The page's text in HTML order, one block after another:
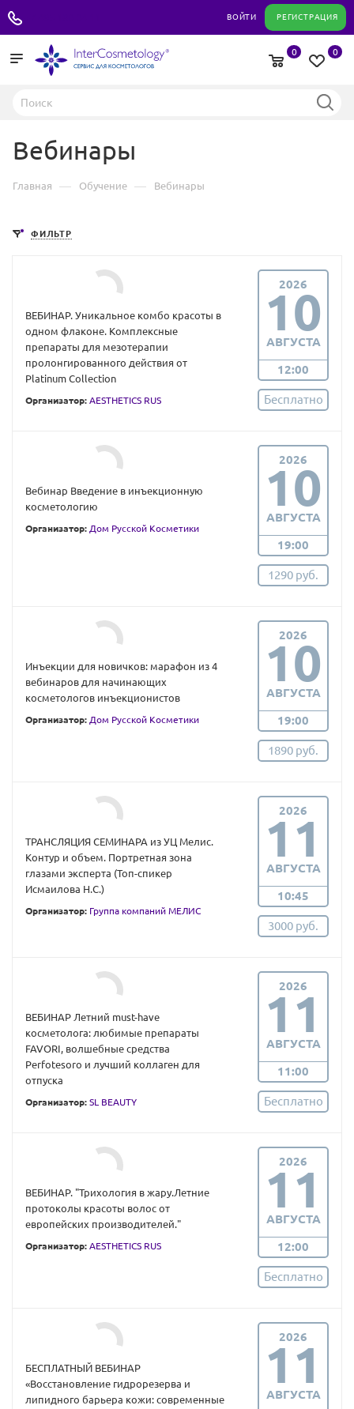
ВОЙТИ РЕГИСТРАЦИЯ
0
0
Вебинары
Главная — Обучение — Вебинары
ФИЛЬТР
ВЕБИНАР. Уникальное комбо красоты в
одном флаконе. Комплексные
препараты для мезотерапии
пролонгированного действия от
Platinum Collection
Организатор: AESTHETICS RUS
2026
10
АВГУСТА
12:00
Бесплатно
Вебинар Введение в инъекционную
косметологию
Организатор: Дом Русской Косметики
2026
10
АВГУСТА
19:00
1290 руб.
Инъекции для новичков: марафон из 4
вебинаров для начинающих
косметологов инъекционистов
Организатор: Дом Русской Косметики
2026
10
АВГУСТА
19:00
1890 руб.
ТРАНСЛЯЦИЯ СЕМИНАРА из УЦ Мелис.
Контур и объем. Портретная зона
глазами эксперта (Топ-спикер
Исмаилова Н.С.)
Организатор: Группа компаний МЕЛИС
2026
11
АВГУСТА
10:45
3000 руб.
ВЕБИНАР Летний must-have
косметолога: любимые препараты
FAVORI, волшебные средства
Perfotesoro и лучший коллаген для
отпуска
Организатор: SL BEAUTY
2026
11
АВГУСТА
11:00
Бесплатно
ВЕБИНАР. "Трихология в жару.Летние
протоколы красоты волос от
европейских производителей."
Организатор: AESTHETICS RUS
2026
11
АВГУСТА
12:00
Бесплатно
БЕСПЛАТНЫЙ ВЕБИНАР
«Восстановление гидрорезерва и
липидного барьера кожи: современные
2026
11
АВГУСТА